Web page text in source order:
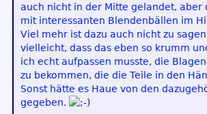
auch nicht in der Mitte gelandet, aber
mit interessanten Blendenbällen im
Viel mehr ist dazu auch nicht zu
vielleicht, dass das eben so krumm
ich echt aufpassen musste, die
zu bekommen, die die Teile in den
Sonst hätte es Haue von den
gegeben.